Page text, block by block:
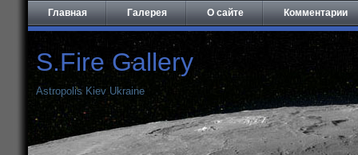
Главная Галерея О сайте Комментарии
S.Fire Gallery
Astropolis Kiev Ukraine